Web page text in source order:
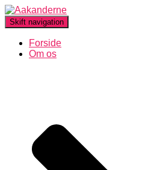
Skift navigation
Forside
Om os